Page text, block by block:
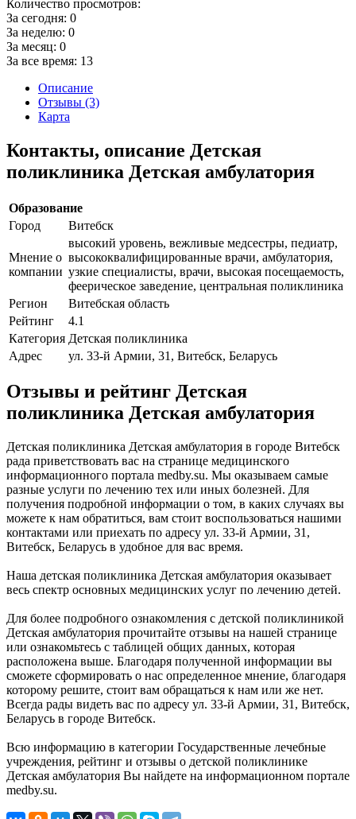
Количество просмотров:
За сегодня: 0
За неделю: 0
За месяц: 0
За все время: 13
Описание
Отзывы (3)
Карта
Контакты, описание Детская
поликлиника Детская амбулатория
Образование
Город
Витебск
Мнение о
компании
высокий уровень, вежливые медсестры, педиатр,
высококвалифицированные врачи, амбулатория,
узкие специалисты, врачи, высокая посещаемость,
феерическое заведение, центральная поликлиника
Регион
Витебская область
Рейтинг
4.1
Категория Детская поликлиника
Адрес
ул. 33-й Армии, 31, Витебск, Беларусь
Отзывы и рейтинг Детская
поликлиника Детская амбулатория
Детская поликлиника Детская амбулатория в городе Витебск
рада приветствовать вас на странице медицинского
информационного портала medby.su. Мы оказываем самые
разные услуги по лечению тех или иных болезней. Для
получения подробной информации о том, в каких случаях вы
можете к нам обратиться, вам стоит воспользоваться нашими
контактами или приехать по адресу ул. 33-й Армии, 31,
Витебск, Беларусь в удобное для вас время.
Наша детская поликлиника Детская амбулатория оказывает
весь спектр основных медицинских услуг по лечению детей.
Для более подробного ознакомления с детской поликлиникой
Детская амбулатория прочитайте отзывы на нашей странице
или ознакомьтесь с таблицей общих данных, которая
расположена выше. Благодаря полученной информации вы
сможете сформировать о нас определенное мнение, благодаря
которому решите, стоит вам обращаться к нам или же нет.
Всегда рады видеть вас по адресу ул. 33-й Армии, 31, Витебск,
Беларусь в городе Витебск.
Всю информацию в категории Государственные лечебные
учреждения, рейтинг и отзывы о детской поликлинике
Детская амбулатория Вы найдете на информационном портале
medby.su.